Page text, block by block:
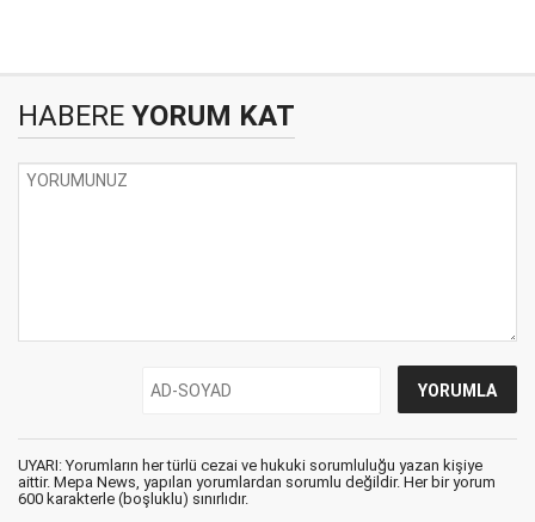
HABERE YORUM KAT
UYARI: Yorumların her türlü cezai ve hukuki sorumluluğu yazan kişiye
aittir. Mepa News, yapılan yorumlardan sorumlu değildir. Her bir yorum
600 karakterle (boşluklu) sınırlıdır.